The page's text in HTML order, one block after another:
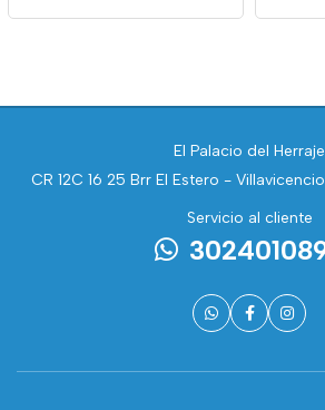
El Palacio del Herraje
CR 12C 16 25 Brr El Estero -
Servicio al cliente